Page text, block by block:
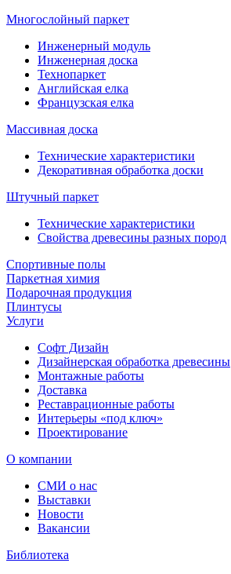
Многослойный паркет
Инженерный модуль
Инженерная доска
Технопаркет
Английская елка
Французская елка
Массивная доска
Технические характеристики
Декоративная обработка доски
Штучный паркет
Технические характеристики
Свойства древесины разных пород
Спортивные полы
Паркетная химия
Подарочная продукция
Плинтусы
Услуги
Софт Дизайн
Дизайнерская обработка древесины
Монтажные работы
Доставка
Реставрационные работы
Интерьеры «под ключ»
Проектирование
О компании
СМИ о нас
Выставки
Новости
Вакансии
Библиотека